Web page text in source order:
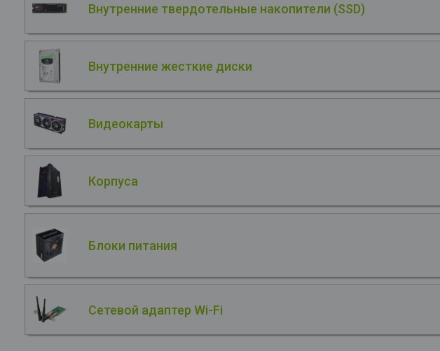
Внутренние твердотельные накопители (SSD)
Внутренние жесткие диски
Видеокарты
Корпуса
Блоки питания
Сетевой адаптер Wi-Fi